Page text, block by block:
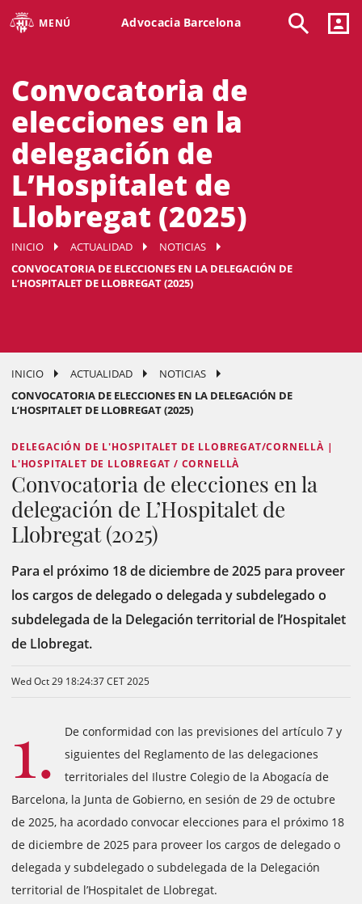
MENÚ Advocacia Barcelona
Convocatoria de
elecciones en la
delegación de
L’Hospitalet de
Llobregat (2025)
INICIO ACTUALIDAD
NOTICIAS
CONVOCATORIA DE ELECCIONES EN LA DELEGACIÓN DE
L’HOSPITALET DE LLOBREGAT (2025)
INICIO ACTUALIDAD
NOTICIAS
CONVOCATORIA DE ELECCIONES EN LA DELEGACIÓN DE
L’HOSPITALET DE LLOBREGAT (2025)
DELEGACIÓN DE L'HOSPITALET DE LLOBREGAT/CORNELLÀ |
L'HOSPITALET DE LLOBREGAT / CORNELLÀ
Convocatoria de elecciones en la
delegación de L’Hospitalet de
Llobregat (2025)
Para el próximo 18 de diciembre de 2025 para proveer
los cargos de delegado o delegada y subdelegado o
subdelegada de la Delegación territorial de l’Hospitalet
de Llobregat.
Wed Oct 29 18:24:37 CET 2025
1.
De conformidad con las previsiones del artículo 7 y
siguientes del Reglamento de las delegaciones
territoriales del Ilustre Colegio de la Abogacía de
Barcelona, la Junta de Gobierno, en sesión de 29 de octubre
de 2025, ha acordado convocar elecciones para el próximo 18
de diciembre de 2025 para proveer los cargos de delegado o
delegada y subdelegado o subdelegada de la Delegación
territorial de l’Hospitalet de Llobregat.